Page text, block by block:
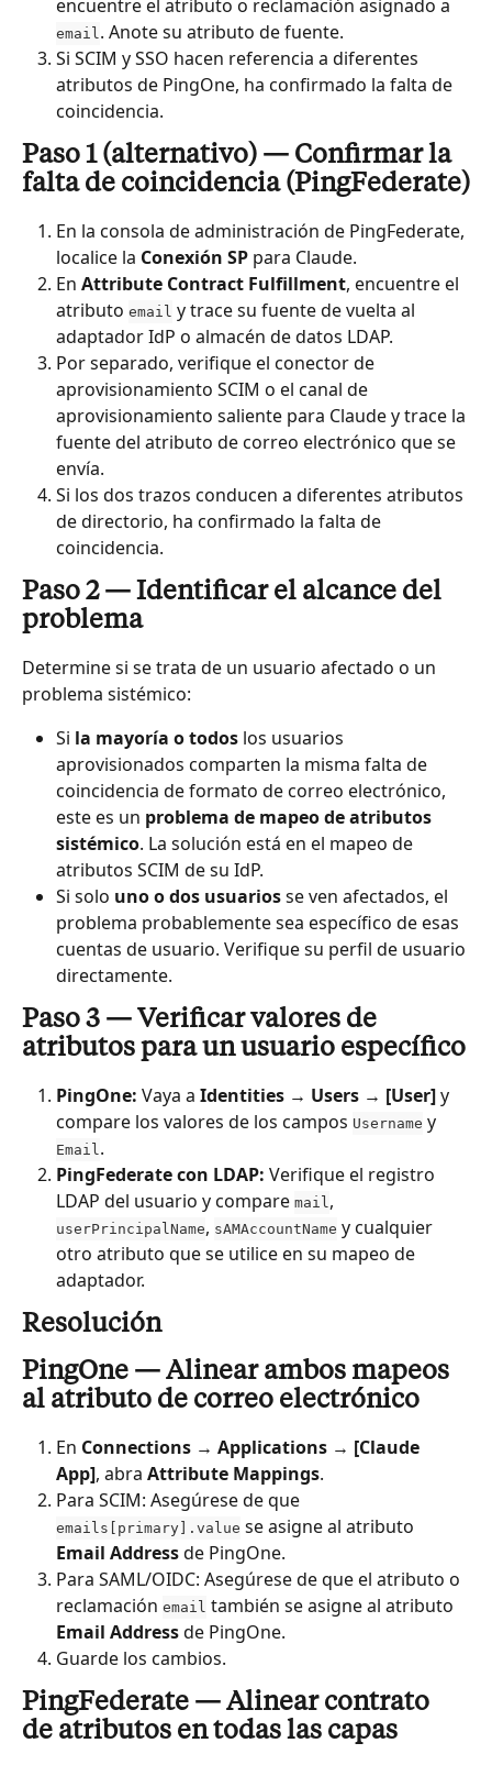
encuentre el atributo o reclamación asignado a
email. Anote su atributo de fuente.
Si SCIM y SSO hacen referencia a diferentes
atributos de PingOne, ha confirmado la falta de
coincidencia.
Paso 1 (alternativo) — Confirmar la
falta de coincidencia (PingFederate)
En la consola de administración de PingFederate,
localice la Conexión SP para Claude.
En Attribute Contract Fulfillment, encuentre el
atributo email y trace su fuente de vuelta al
adaptador IdP o almacén de datos LDAP.
Por separado, verifique el conector de
aprovisionamiento SCIM o el canal de
aprovisionamiento saliente para Claude y trace la
fuente del atributo de correo electrónico que se
envía.
Si los dos trazos conducen a diferentes atributos
de directorio, ha confirmado la falta de
coincidencia.
Paso 2 — Identificar el alcance del
problema
Determine si se trata de un usuario afectado o un
problema sistémico:
Si la mayoría o todos los usuarios
aprovisionados comparten la misma falta de
coincidencia de formato de correo electrónico,
este es un problema de mapeo de atributos
sistémico. La solución está en el mapeo de
atributos SCIM de su IdP.
Si solo uno o dos usuarios se ven afectados, el
problema probablemente sea específico de esas
cuentas de usuario. Verifique su perfil de usuario
directamente.
Paso 3 — Verificar valores de
atributos para un usuario específico
PingOne: Vaya a Identities → Users → [User] y
compare los valores de los campos Username y
Email.
PingFederate con LDAP: Verifique el registro
LDAP del usuario y compare mail,
userPrincipalName, sAMAccountName y cualquier
otro atributo que se utilice en su mapeo de
adaptador.
Resolución
PingOne — Alinear ambos mapeos
al atributo de correo electrónico
En Connections → Applications → [Claude
App], abra Attribute Mappings.
Para SCIM: Asegúrese de que
emails[primary].value se asigne al atributo
Email Address de PingOne.
Para SAML/OIDC: Asegúrese de que el atributo o
reclamación email también se asigne al atributo
Email Address de PingOne.
Guarde los cambios.
PingFederate — Alinear contrato
de atributos en todas las capas